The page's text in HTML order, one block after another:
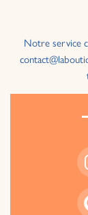
Notre service